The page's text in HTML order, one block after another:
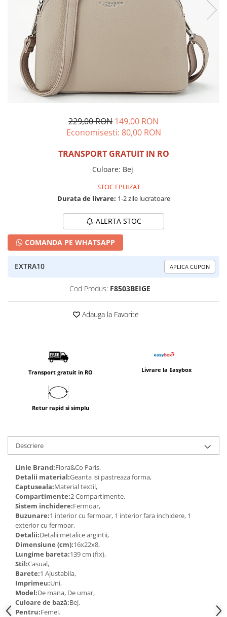
Incaltamine primavara-vara piele
Imbracaminte
Camasi si topuri
Blugi si pantaloni
Fuste
Pulovere si cardigane
Rochii
Salopete
229,00 RON 149,00 RON
Economisesti: 80,00 RON
TRANSPORT GRATUIT IN RO
Culoare: Bej
STOC EPUIZAT
Durata de livrare: 1-2 zile lucratoare
ALERTA STOC
COMANDA PE WHATSAPP
EXTRA10 APLICA CUPON
Cod Produs: F8503BEIGE
Adauga la Favorite
Transport gratuit in RO Livrare la Easybox
Retur rapid si simplu
Descriere
Linie Brand:Flora&Co Paris,
Detalii material:Geanta isi pastreaza forma,
Captuseala:Material textil,
Compartimente:2 Compartimente,
Sistem inchidere:Fermoar,
Buzunare:1 interior cu fermoar, 1 interior fara inchidere, 1
exterior cu fermoar,
Detalii:Detalii metalice argintii,
Dimensiune (cm):16x22x8,
Lungime bareta:139 cm (fix),
Stil:Casual,
Barete:1 Ajustabila,
Imprimeu:Uni,
Model:De mana, De umar,
Culoare de bază:Bej,
Pentru:Femei.